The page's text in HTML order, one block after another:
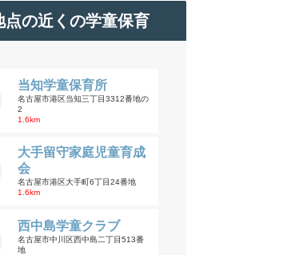
点の近くの学童保育
当知学童保育所
名古屋市港区当知三丁目3312番地の
2
1.6km
大手留守家庭児童育成
会
名古屋市港区大手町6丁目24番地
1.6km
西中島学童クラブ
名古屋市中川区西中島二丁目513番
地